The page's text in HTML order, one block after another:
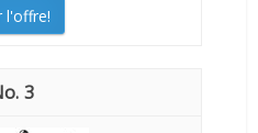
l'offre!
3